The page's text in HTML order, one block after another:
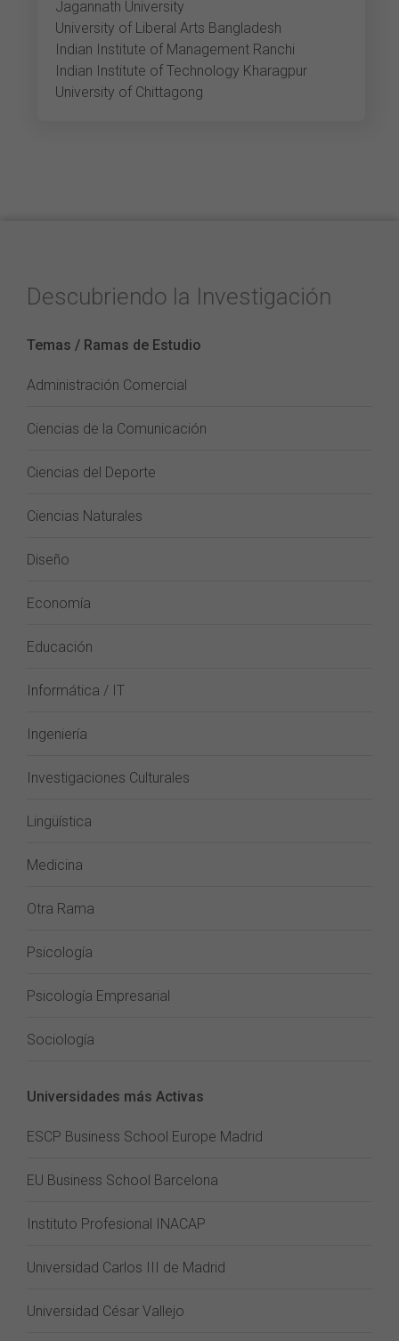
Jagannath University
University of Liberal Arts Bangladesh
Indian Institute of Management Ranchi
Indian Institute of Technology Kharagpur
University of Chittagong
Descubriendo la Investigación
Temas / Ramas de Estudio
Administración Comercial
Ciencias de la Comunicación
Ciencias del Deporte
Ciencias Naturales
Diseño
Economía
Educación
Informática / IT
Ingeniería
Investigaciones Culturales
Lingüística
Medicina
Otra Rama
Psicología
Psicología Empresarial
Sociología
Universidades más Activas
ESCP Business School Europe Madrid
EU Business School Barcelona
Instituto Profesional INACAP
Universidad Carlos III de Madrid
Universidad César Vallejo